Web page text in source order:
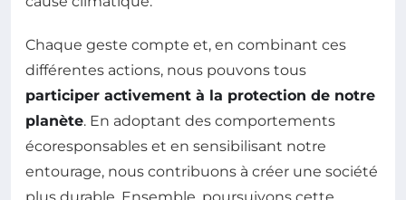
Chaque geste compte et, en combinant ces
différentes actions, nous pouvons tous
participer activement à la protection de notre
planète. En adoptant des comportements
écoresponsables et en sensibilisant notre
entourage, nous contribuons à créer une société